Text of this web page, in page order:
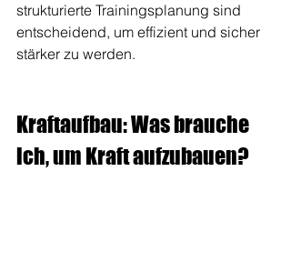
strukturierte Trainingsplanung sind
entscheidend, um effizient und sicher
stärker zu werden.
Kraftaufbau: Was brauche
ich, um Kraft aufzubauen?